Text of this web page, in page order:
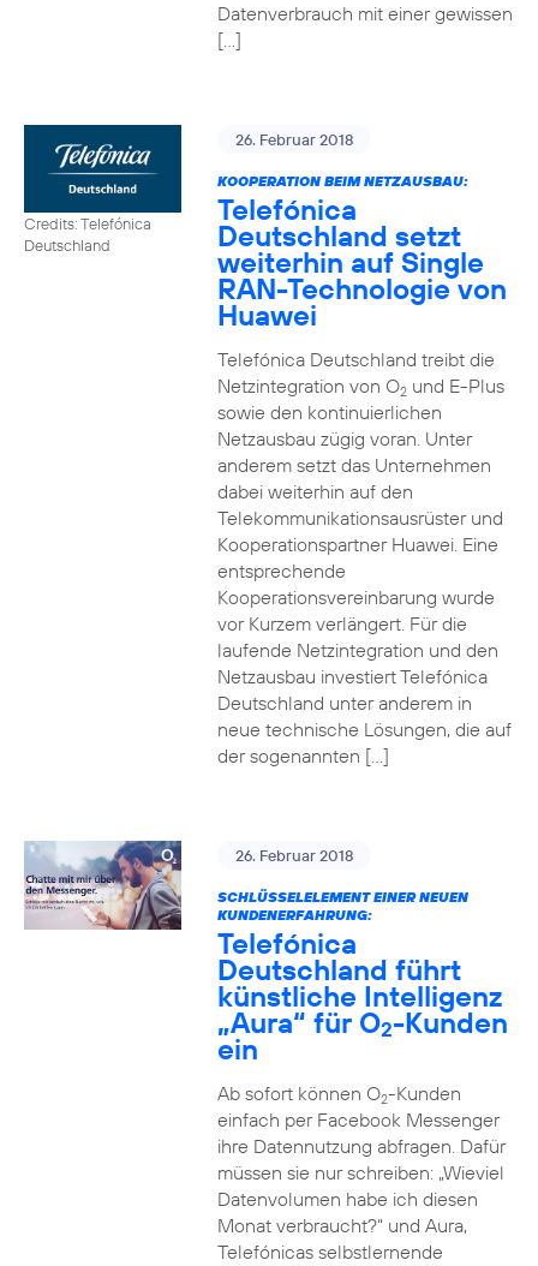
Datenverbrauch mit einer gewissen
[…]
Credits: Telefónica
Deutschland
26. Februar 2018
KOOPERATION BEIM NETZAUSBAU:
Telefónica
Deutschland setzt
weiterhin auf Single
RAN-Technologie von
Huawei
Telefónica Deutschland treibt die
Netzintegration von O2und E-Plus
sowie den kontinuierlichen
Netzausbau zügig voran. Unter
anderem setzt das Unternehmen
dabei weiterhin auf den
Telekommunikationsausrüster und
Kooperationspartner Huawei. Eine
entsprechende
Kooperationsvereinbarung wurde
vor Kurzem verlängert. Für die
laufende Netzintegration und den
Netzausbau investiert Telefónica
Deutschland unter anderem in
neue technische Lösungen, die auf
der sogenannten […]
26. Februar 2018
SCHLÜSSELELEMENT EINER NEUEN
KUNDENERFAHRUNG:
Telefónica
Deutschland führt
künstliche Intelligenz
„Aura“ für O2-Kunden
ein
Ab sofort können O2-Kunden
einfach per Facebook Messenger
ihre Datennutzung abfragen. Dafür
müssen sie nur schreiben: „Wieviel
Datenvolumen habe ich diesen
Monat verbraucht?“ und Aura,
Telefónicas selbstlernende